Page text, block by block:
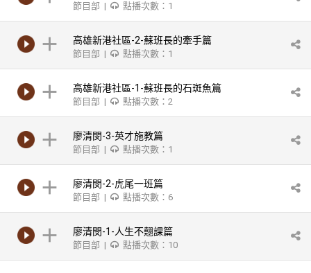
節目部 | 點播次數：1
高雄新港社區-2-蘇班長的牽手篇
節目部 | 點播次數：1
高雄新港社區-1-蘇班長的石斑魚篇
節目部 | 點播次數：2
廖清閔-3-英才施教篇
節目部 | 點播次數：1
廖清閔-2-虎尾一班篇
節目部 | 點播次數：6
廖清閔-1-人生不翹課篇
節目部 | 點播次數：10